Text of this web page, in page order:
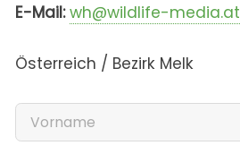
E-Mail: wh@wildlife-media.at
Österreich / Bezirk Melk